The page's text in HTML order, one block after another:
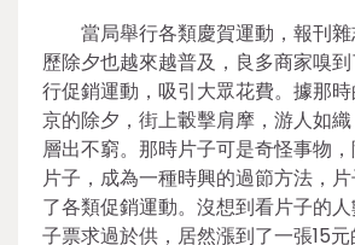
當局舉行各類慶賀運動，報刊
歷除夕也越來越普及，良多商家嗅
行促銷運動，吸引大眾花費。據那
京的除夕，街上轂擊肩摩，游人如
層出不窮。那時片子可是奇怪事物
片子，成為一種時興的過節方法，
了各類促銷運動。沒想到看片子的
子票求過於供，居然漲到了一張15元